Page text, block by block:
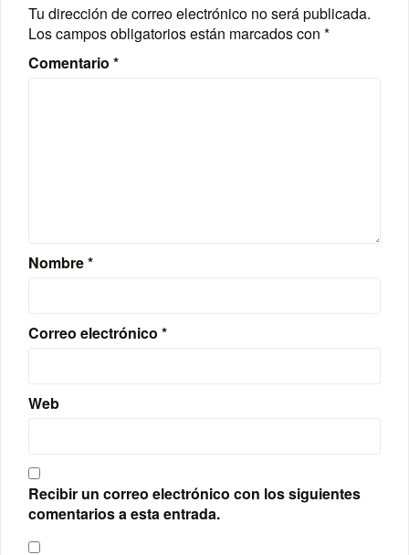
Tu dirección de correo electrónico no será publicada.
Los campos obligatorios están marcados con *
Comentario *
Nombre*
Correo electrónico *
Web
Recibir un correo electrónico con los siguientes
comentarios a esta entrada.